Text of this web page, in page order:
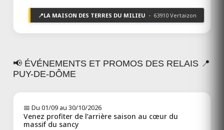
Chambre d'hôtes, Table d'hôtes
Ouvert
3 avis Toutes les infos
📍LA MAISON DES TERRES DU MILIEU - 63910 Vertaizon
📢 ÉVÉNEMENTS ET PROMOS DES RELAIS 📍
PUY-DE-DÔME
📅 Du 01/09 au 30/10/2026
Venez profiter de l’arrière saison au cœur du
massif du sancy